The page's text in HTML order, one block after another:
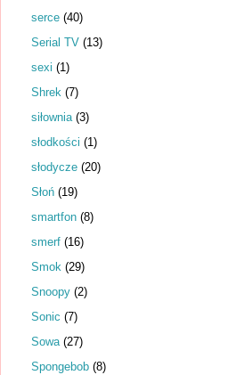
serce (40)
Serial TV (13)
sexi (1)
Shrek (7)
siłownia (3)
słodkości (1)
słodycze (20)
Słoń (19)
smartfon (8)
smerf (16)
Smok (29)
Snoopy (2)
Sonic (7)
Sowa (27)
Spongebob (8)